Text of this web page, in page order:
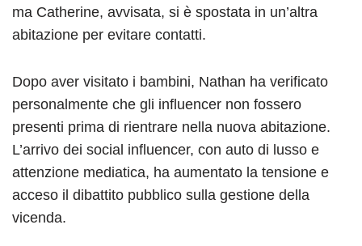
ma Catherine, avvisata, si è spostata in un’altra
abitazione per evitare contatti.
Dopo aver visitato i bambini, Nathan ha verificato
personalmente che gli influencer non fossero
presenti prima di rientrare nella nuova abitazione.
L’arrivo dei social influencer, con auto di lusso e
attenzione mediatica, ha aumentato la tensione e
acceso il dibattito pubblico sulla gestione della
vicenda.